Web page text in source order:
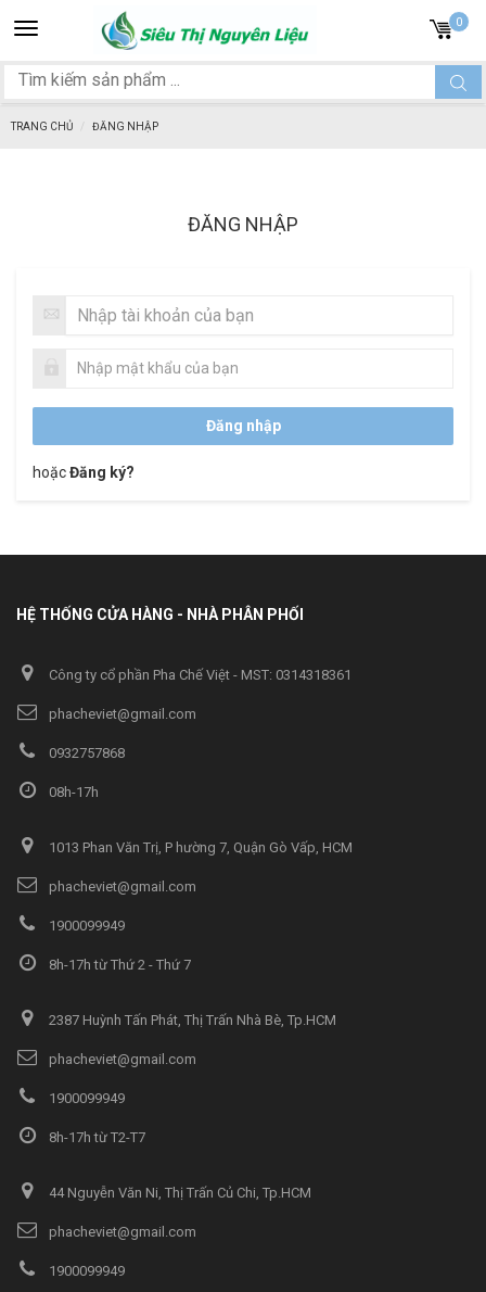
Toggle
navigation
0
TRANG CHỦ ĐĂNG NHẬP
ĐĂNG NHẬP
hoặcĐăng ký?
HỆ THỐNG CỬA HÀNG - NHÀ PHÂN PHỐI
Công ty cổ phần Pha Chế Việt - MST: 0314318361
phacheviet@gmail.com
0932757868
08h-17h
1013 Phan Văn Trị, P hường 7, Quận Gò Vấp, HCM
phacheviet@gmail.com
1900099949
8h-17h từ Thứ 2 - Thứ 7
2387 Huỳnh Tấn Phát, Thị Trấn Nhà Bè, Tp.HCM
phacheviet@gmail.com
1900099949
8h-17h từ T2-T7
44 Nguyễn Văn Ni, Thị Trấn Củ Chi, Tp.HCM
phacheviet@gmail.com
1900099949